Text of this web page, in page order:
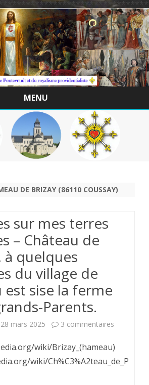
MENU
Skip
to
content
DE BRIZAY (86110 COUSSAY)
sur mes terres
– Château de
à quelques
du village de
est sise la ferme
Parents.
28 mars 2025 3 commentaires
sur
wiki/Brizay_(hameau)
wiki/Ch%C3%A2teau_de_P